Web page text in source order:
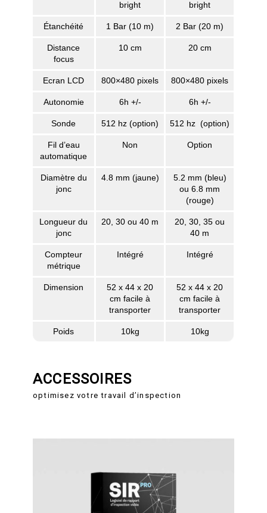
bright bright
Étanchéité 1 Bar (10 m) 2 Bar (20 m)
Distance
focus
10 cm 20 cm
Ecran LCD 800×480 pixels 800×480 pixels
Autonomie 6h +/- 6h +/-
Sonde 512 hz (option) 512 hz (option)
Fil d’eau
automatique
Non Option
Diamètre du
jonc
4.8 mm (jaune)
5.2 mm (bleu)
ou 6.8 mm
(rouge)
Longueur du
jonc
20, 30 ou 40 m
20, 30, 35 ou
40 m
Compteur
métrique
Intégré Intégré
Dimension
52 x 44 x 20
cm facile à
transporter
52 x 44 x 20
cm facile à
transporter
Poids 10kg 10kg
ACCESSOIRES
optimisez votre travail d’inspection